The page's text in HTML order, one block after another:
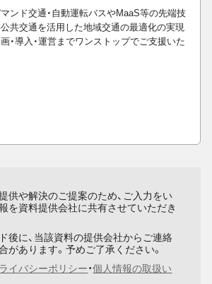
ンド交通・自動運転バスやMaaS等の先端技
共交通を活用した地域交通の最適化の実現
・導入・運営までワンストップでご支援いた
供や解決のご提案のため、ご入力をい
を資料提供会社に共有させていただき
後に、当該資料の提供会社からご連絡
があります。予めご了承ください。
イバシーポリシー・個人情報の取扱い